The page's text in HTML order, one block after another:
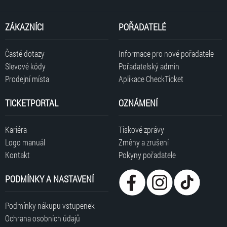
ZÁKAZNÍCI
Časté dotazy
Slevové kódy
Prodejní místa
POŘADATELÉ
Informace pro nové pořadatele
Pořadatelský admin
Aplikace CheckTicket
TICKETPORTAL
Kariéra
Logo manuál
Kontakt
OZNÁMENÍ
Tiskové zprávy
Změny a zrušení
Pokyny pořadatele
PODMÍNKY A NASTAVENÍ
Podmínky nákupu vstupenek
Ochrana osobních údajů